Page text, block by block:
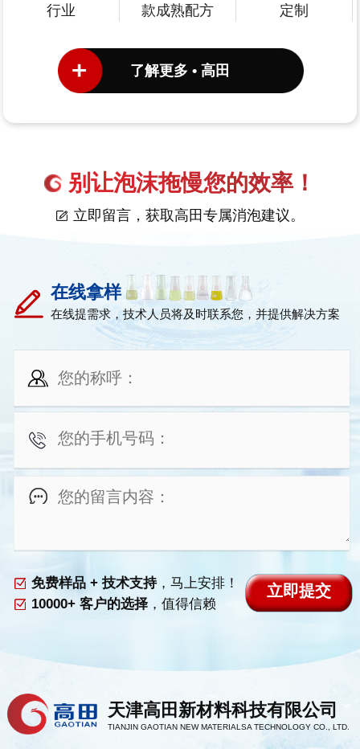
行业
款成熟配方
定制
了解更多 • 高田
别让泡沫拖慢您的效率！
立即留言，获取高田专属消泡建议。
在线拿样
在线提需求，技术人员将及时联系您，并提供解决方案
免费样品 + 技术支持，马上安排！
10000+ 客户的选择，值得信赖
天津高田新材料科技有限公司
TIANJIN GAOTIAN NEW MATERIALSA TECHNOLOGY CO., LTD.